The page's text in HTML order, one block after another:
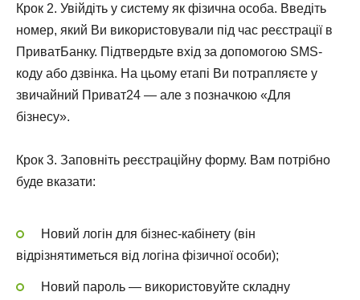
Крок 2. Увійдіть у систему як фізична особа. Введіть
номер, який Ви використовували під час реєстрації в
ПриватБанку. Підтвердьте вхід за допомогою SMS-
коду або дзвінка. На цьому етапі Ви потрапляєте у
звичайний Приват24 — але з позначкою «Для
бізнесу».
Крок 3. Заповніть реєстраційну форму. Вам потрібно
буде вказати:
Новий логін для бізнес-кабінету (він
відрізнятиметься від логіна фізичної особи);
Новий пароль — використовуйте складну